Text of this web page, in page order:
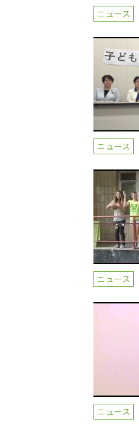
ニュース
ニュース
ニュース
ニュース